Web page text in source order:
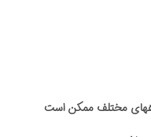
مختلف ممکن است